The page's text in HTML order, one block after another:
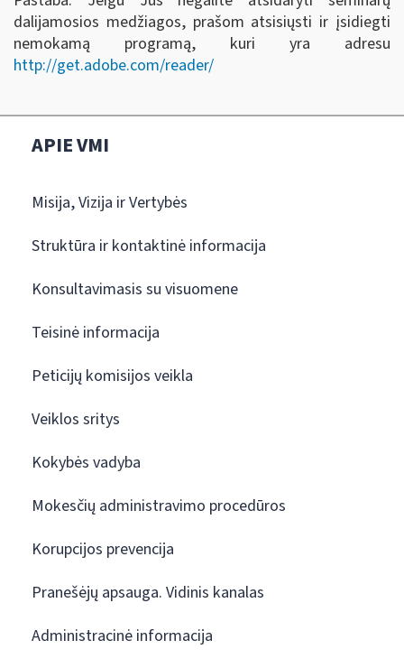
dalijamosios medžiagos, prašom atsisiųsti ir įsidiegti
nemokamą programą, kuri yra adresu
http://get.adobe.com/reader/
APIE VMI
Misija, Vizija ir Vertybės
Struktūra ir kontaktinė informacija
Konsultavimasis su visuomene
Teisinė informacija
Peticijų komisijos veikla
Veiklos sritys
Kokybės vadyba
Mokesčių administravimo procedūros
Korupcijos prevencija
Pranešėjų apsauga. Vidinis kanalas
Administracinė informacija